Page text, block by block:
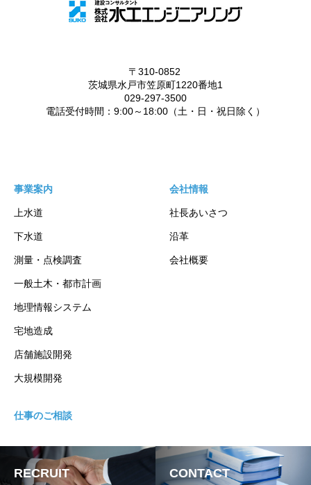
事業案内
上水道
下水道
測量・点検調査
一般土木・都市計画
地理情報システム
宅地造成
店舗施設開発
大規模開発
会社情報
社長あいさつ
沿革
会社概要
仕事のご相談
RECRUIT CONTACT